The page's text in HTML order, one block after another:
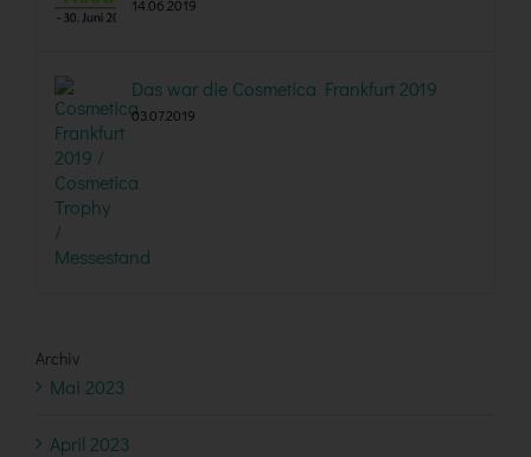
14.06.2019
Das war die Cosmetica Frankfurt 2019
03.07.2019
Archiv
Mai 2023
April 2023